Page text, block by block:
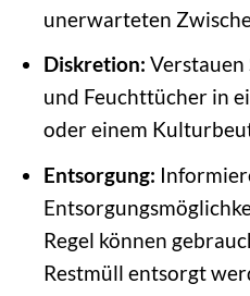
unerwarteten
Diskretion: Verstauen
und Feuchttücher in
oder einem
Entsorgung:
Regel können
Restmüll entsorgt